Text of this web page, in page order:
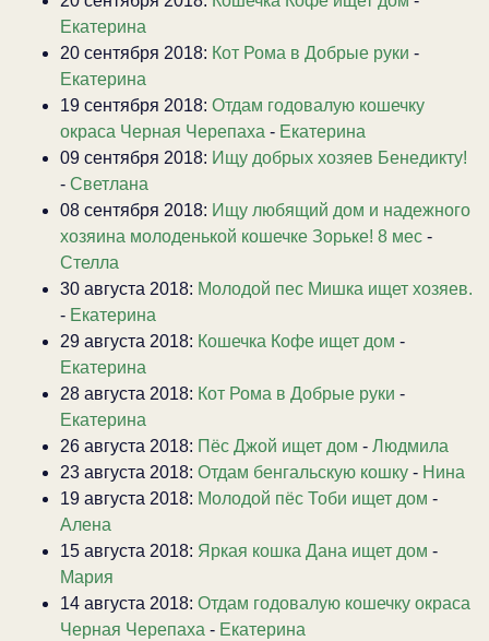
Екатерина
20 сентября 2018: Кот Рома в Добрые руки -
Екатерина
19 сентября 2018: Отдам годовалую кошечку
окраса Черная Черепаха - Екатерина
09 сентября 2018: Ищу добрых хозяев Бенедикту!
- Светлана
08 сентября 2018: Ищу любящий дом и надежного
хозяина молоденькой кошечке Зорьке! 8 мес -
Стелла
30 августа 2018: Молодой пес Мишка ищет хозяев.
- Екатерина
29 августа 2018: Кошечка Кофе ищет дом -
Екатерина
28 августа 2018: Кот Рома в Добрые руки -
Екатерина
26 августа 2018: Пёс Джой ищет дом - Людмила
23 августа 2018: Отдам бенгальскую кошку - Нина
19 августа 2018: Молодой пёс Тоби ищет дом -
Алена
15 августа 2018: Яркая кошка Дана ищет дом -
Мария
14 августа 2018: Отдам годовалую кошечку окраса
Черная Черепаха - Екатерина